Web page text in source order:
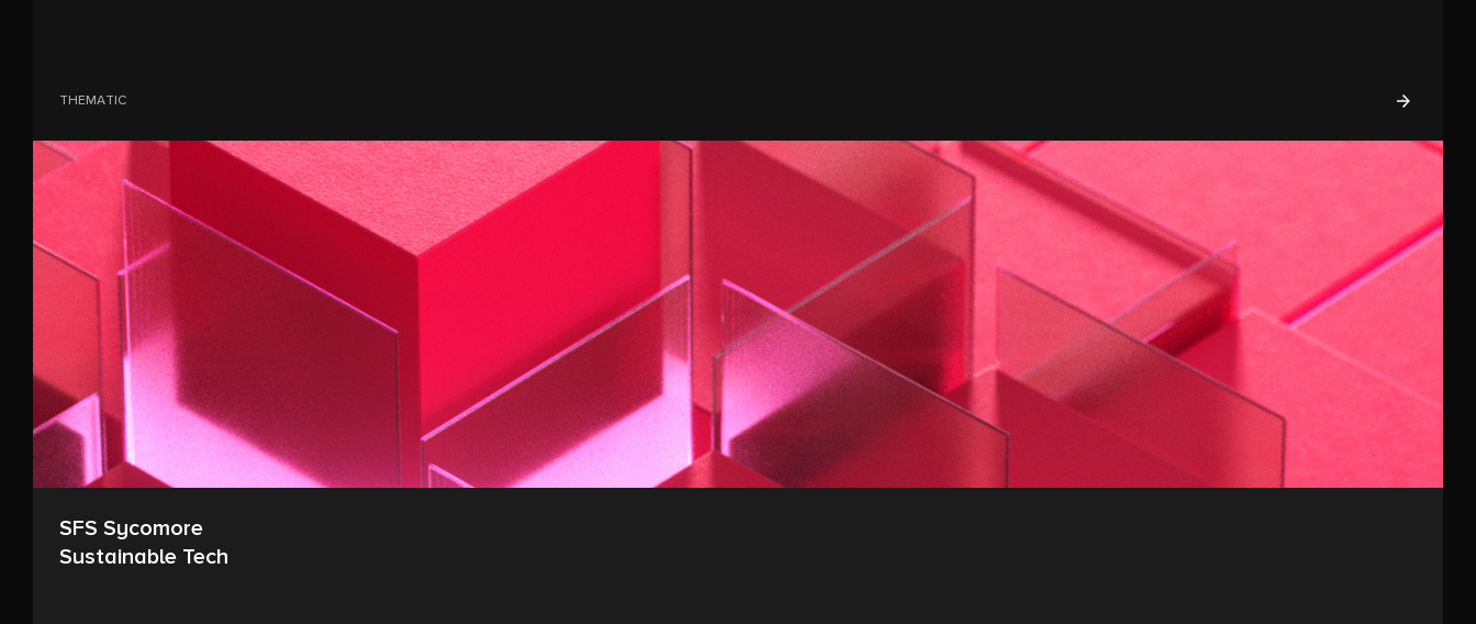
THEMATIC
SFS Sycomore
Sustainable Tech